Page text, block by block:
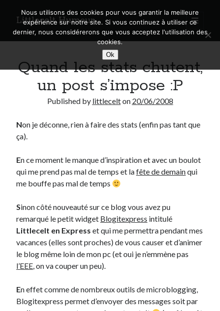
Littlecelt Humeur
open
primary
menu
Sidebar
Search
Derniers articles
Explorez les Chemins Enchantés à Vélo : Aventures Familiales près de
Lyon !
Quel Lyonnais es-tu, Renaud Ducher ?
A quand une véritable place pour le vélo à Caluire dans la Métropole de
Comment je vis ma vie sur un vélo
Derniers Commentaires
Entretien ménager
T’as vu quoi ? #52
littlecelt
dans
Comment j’ai opéré ma vélorution toute personnelle
Anthony
Comment j’ai opéré ma vélorution toute personnelle
Renaud Ducher
Comment j’ai opéré ma vélorution toute
Quand les stats chutent,
un post s’impose :P
Published by littlecelton 20/06/2008
Non je déconne, rien à faire des stats (enfin pas tant que
ça).
En ce moment le manque d’inspiration et avec un boulot
qui me prend pas mal de temps et lafête de demainqui
me bouffe pas mal de temps
Sinon côté nouveauté sur ce blog vous avez pu
remarqué le petit widget Blogitexpress intitulé
Littlecelt en Express et qui me permettra pendant mes
vacances (elles sont proches) de vous causer et d’animer
le blog même loin de mon pc (et oui je n’emmène pas
l’EEE, on va couper un peu).
En effet comme de nombreux outils de microblogging,
Blogitexpress permet d’envoyer des messages soit par
Nous utilisons des cookies pour vous garantir la meilleure
expérience sur notre site. Si vous continuez à utiliser ce
dernier, nous considérerons que vous acceptez l'utilisation des
cookies.
Ok